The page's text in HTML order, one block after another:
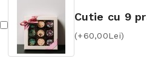
Cutie cu 9
(+60,00Lei)